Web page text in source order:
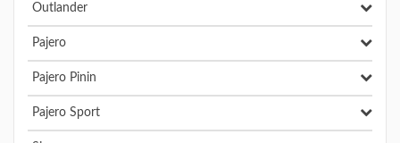
Outlander
Pajero
Pajero Pinin
Pajero Sport